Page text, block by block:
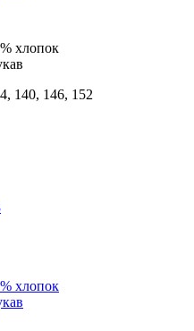
хлопок
140, 146, 152
хлопок